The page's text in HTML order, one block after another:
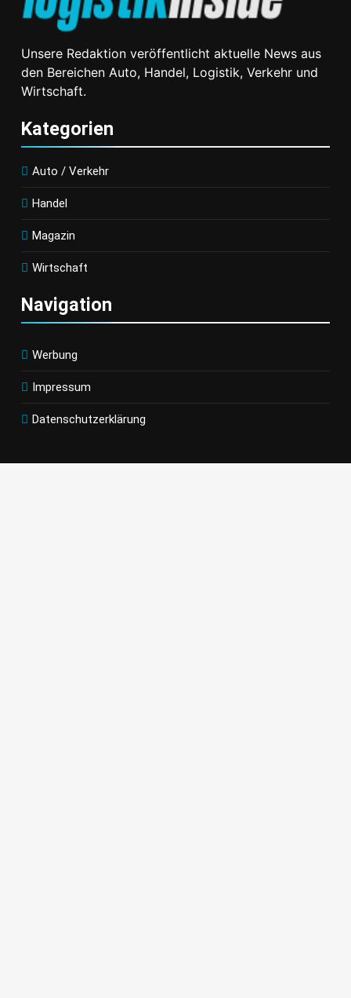
Lidl Deutschland
Tour: Discounter
Macht Radrennen
Zum Event Für Alle
/ Radsport-
Highlight Als
Motivator Für
Einen Aktiven Und
Alltag
Grenzen:
10-Jähriges
Jubiläum Mit
Unsere Redaktion veröffentlicht aktuelle News aus
den Bereichen Auto, Handel, Logistik, Verkehr und
Wirtschaft.
Kategorien
Auto / Verkehr
Handel
Magazin
Wirtschaft
Navigation
Werbung
Impressum
Datenschutzerklärung